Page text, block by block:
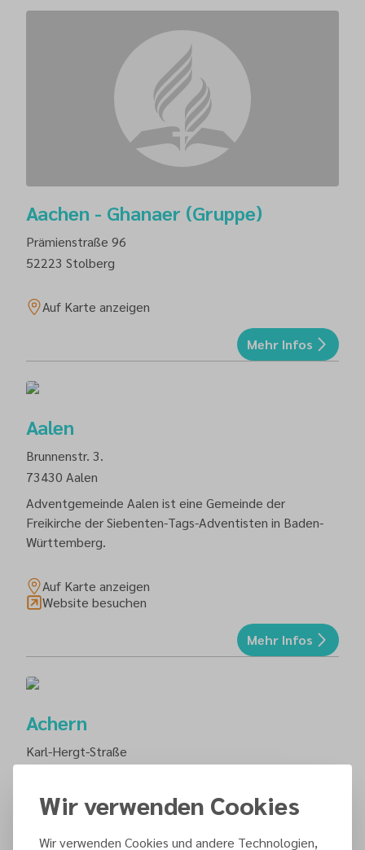
Aachen - Ghanaer (Gruppe)
Prämienstraße 96
52223 Stolberg
Auf Karte anzeigen
Mehr Infos
Aalen
Brunnenstr. 3.
73430 Aalen
Adventgemeinde Aalen ist eine Gemeinde der
Freikirche der Siebenten-Tags-Adventisten in Baden-
Württemberg.
Auf Karte anzeigen
Website besuchen
Mehr Infos
Achern
Karl-Hergt-Straße
Auf Karte anzeigen
Wir verwenden Cookies
Wir verwenden Cookies und andere Technologien,